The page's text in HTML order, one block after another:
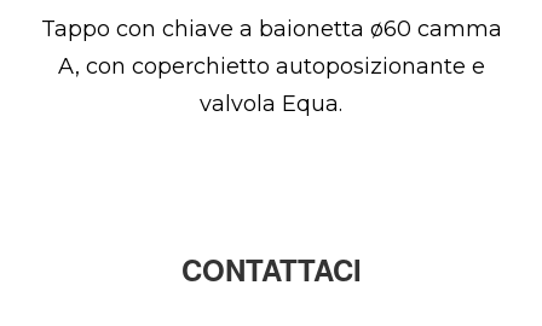
Tappo con chiave a baionetta ø60 camma
A, con coperchietto autoposizionante e
valvola Equa.
CONTATTACI